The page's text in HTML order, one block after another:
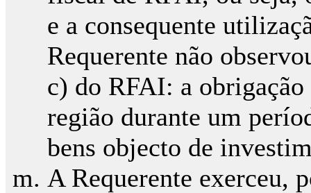
e a consequente
Requerente não
c) do RFAI: a obrigação
região durante um
bens objecto de
A Requerente exerceu,